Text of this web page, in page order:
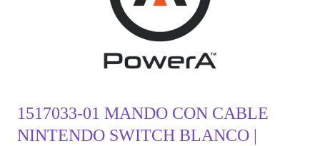
1517033-01 MANDO CON CABLE
NINTENDO SWITCH BLANCO |